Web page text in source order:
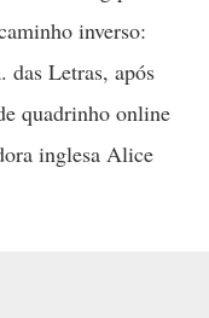
inverso:
Letras, após
quadrinho online
inglesa Alice